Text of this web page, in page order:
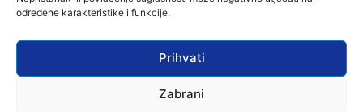
određene karakteristike i funkcije.
Prihvati
Zabrani
stotu godišnjicu djelovanja
Za dva tjedna započinje još jedna
Divlja liga